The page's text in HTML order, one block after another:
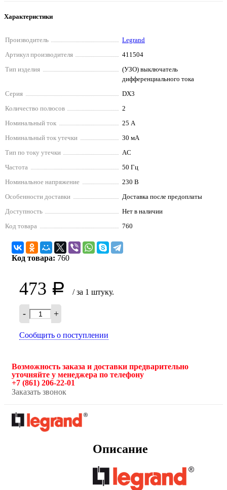
Характеристики
Производитель
Legrand
Артикул производителя
411504
Тип изделия
(УЗО) выключатель
дифференциального тока
Серия
DX3
Количество полюсов
2
Номинальный ток
25 А
Номинальный ток утечки
30 мА
Тип по току утечки
AC
Частота
50 Гц
Номинальное напряжение
230 В
Особенности доставки
Доставка после предоплаты
Доступность
Нет в наличии
Код товара
760
Код товара: 760
473 Р / за 1 штуку.
- +
Сообщить о поступлении
Возможность заказа и доставки предварительно
уточняйте у менеджера по телефону
+7 (861) 206-22-01
Заказать звонок
Описание